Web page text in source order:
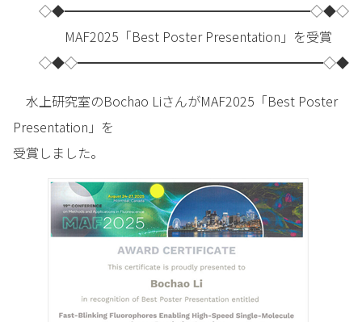
◇◆━━━━━━━━━━━━━━━━━━━◇◆◇
MAF2025「Best Poster Presentation」を受賞
◇◆◇━━━━━━━━━━━━━━━━━━━◇◆
水上研究室のBochao LiさんがMAF2025「Best Poster
Presentation」を
受賞しました。